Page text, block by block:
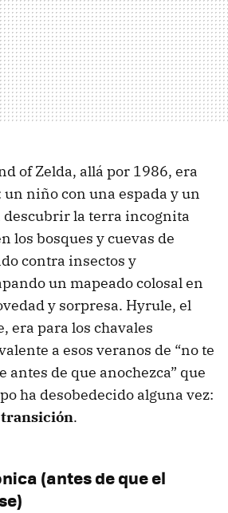
of Zelda, allá por 1986, era
un niño con una espada y un
descubrir la terra incognita
los bosques y cuevas de
contra insectos y
un mapeado colosal en
y sorpresa. Hyrule, el
era para los chavales
a esos veranos de “no te
antes de que anochezca” que
ha desobedecido alguna vez:
.
(antes de que el